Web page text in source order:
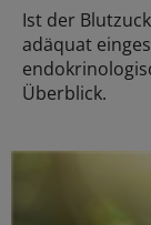
Ist der
adäquat
Überblick.